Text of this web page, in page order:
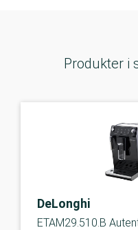
Produkter i
DeLonghi
ETAM29.510.B